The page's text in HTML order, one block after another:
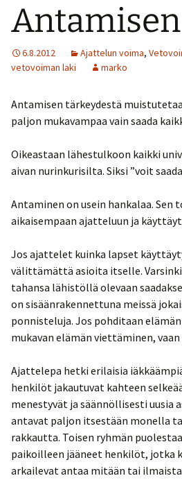
6.8.2012 Ajattelun voima,
vetovoiman laki
marko
Antamisen tärkeydestä
paljon mukavampaa vain saada
Oikeastaan lähestulkoon kaikki
aivan nurinkurisilta. Siksi ”voit
Antaminen on usein hankalaa.
aikaisempaan ajatteluun ja
Jos ajattelet kuinka lapset
välittämättä asioita itselle.
tahansa lähistöllä olevaan
on sisäänrakennettuna meissä
ponnisteluja. Jos pohditaan
mukavan elämän viettäminen,
Ajattelepa hetki erilaisia
henkilöt jakautuvat kahteen
menestyvät ja säännöllisesti uusia
antavat paljon itsestään monella
rakkautta. Toisen ryhmän
paikoilleen jääneet henkilöt, jotka
arkailevat antaa mitään tai